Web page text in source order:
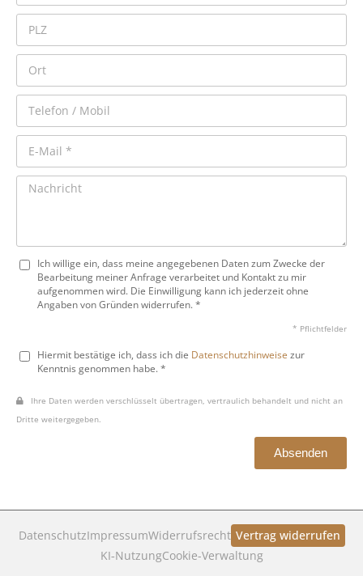
DatenschutzImpressumWiderrufsrecht Vertrag widerrufen
KI‑NutzungCookie-Verwaltung
Ich willige ein, dass meine angegebenen Daten zum Zwecke der
Bearbeitung meiner Anfrage verarbeitet und Kontakt zu mir
aufgenommen wird. Die Einwilligung kann ich jederzeit ohne
Angaben von Gründen widerrufen. *
* Pflichtfelder
Hiermit bestätige ich, dass ich die Datenschutzhinweise zur
Kenntnis genommen habe. *
Ihre Daten werden verschlüsselt übertragen, vertraulich behandelt und nicht an
Dritte weitergegeben.
Absenden